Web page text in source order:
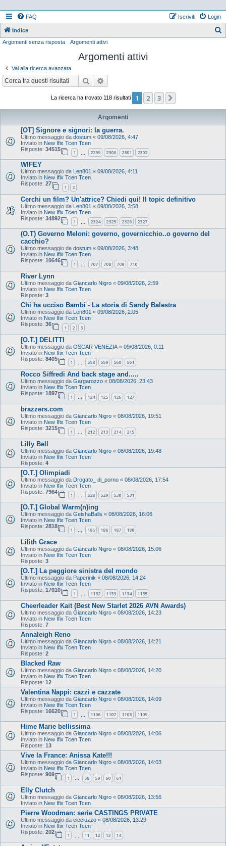
FAQ Login
Iscriviti
Indice
Argomenti senza risposta Argomenti attivi
Argomenti attivi
Vai alla ricerca avanzata
Cerca
La ricerca ha trovato 118 risultati 1 2 3
Argomenti
[OT] Signore e signori: la guerra.
Ultimo messaggio da dostum « 09/08/2026, 4:47
Inviato in New Ifix Tcen Tcen
Risposte: 34515
1 2299 2300 2301 2302
WIFEY
Ultimo messaggio da Len801 « 09/08/2026, 4:11
Inviato in New Ifix Tcen Tcen
Risposte: 27
1 2
Cerchi un film? Un'attrice? Chiedi qui! Il topic definitivo
Ultimo messaggio da Len801 « 09/08/2026, 3:58
Inviato in New Ifix Tcen Tcen
Risposte: 34892
1 2324 2325 2326 2327
(O.T) Governo Meloni: governo, governicchio..o governo del
cacchio?
Ultimo messaggio da dostum « 09/08/2026, 3:48
Inviato in New Ifix Tcen Tcen
Risposte: 10646
1 707 708 709 710
River Lynn
Ultimo messaggio da Giancarlo Nigro « 09/08/2026, 2:59
Inviato in New Ifix Tcen Tcen
Risposte: 3
Chi ha ucciso Bambi - La storia di Sandy Balestra
Ultimo messaggio da Len801 « 09/08/2026, 2:05
Inviato in New Ifix Tcen Tcen
Risposte: 36
1 2 3
[O.T.] DELITTI
Ultimo messaggio da OSCAR VENEZIA « 09/08/2026, 0:11
Inviato in New Ifix Tcen Tcen
Risposte: 8405
1 558 559 560 561
Rocco Siffredi And back stage and.....
Ultimo messaggio da Gargarozzo « 08/08/2026, 23:43
Inviato in New Ifix Tcen Tcen
Risposte: 1897
1 … 124 125 126 127
brazzers.com
Ultimo messaggio da Giancarlo Nigro « 08/08/2026, 19:51
Inviato in New Ifix Tcen Tcen
Risposte: 3215
1 … 212 213 214 215
Lilly Bell
Ultimo messaggio da Giancarlo Nigro « 08/08/2026, 19:48
Inviato in New Ifix Tcen Tcen
Risposte: 4
[O.T.] Olimpiadi
Ultimo messaggio da Drogato_ di_porno « 08/08/2026, 17:54
Inviato in New Ifix Tcen Tcen
Risposte: 7964
1 528 529 530 531
[O.T.] Global Warm(n)ing
Ultimo messaggio da GeishaBalls « 08/08/2026, 16:06
Inviato in New Ifix Tcen Tcen
Risposte: 2818
1 … 185 186 187 188
Lilith Grace
Ultimo messaggio da Giancarlo Nigro « 08/08/2026, 15:06
Inviato in New Ifix Tcen Tcen
Risposte: 3
[O.T.] La peggiore sinistra del mondo
Ultimo messaggio da Paperinik « 08/08/2026, 14:24
Inviato in New Ifix Tcen Tcen
Risposte: 17010
1 … 1132 1133 1134 1135
Cheerleader Kait (Best New Starlet 2026 AVN Awards)
Ultimo messaggio da Giancarlo Nigro « 08/08/2026, 14:23
Inviato in New Ifix Tcen Tcen
Risposte: 7
Annaleigh Reno
Ultimo messaggio da Giancarlo Nigro « 08/08/2026, 14:21
Inviato in New Ifix Tcen Tcen
Risposte: 2
Blacked Raw
Ultimo messaggio da Giancarlo Nigro « 08/08/2026, 14:20
Inviato in New Ifix Tcen Tcen
Risposte: 12
Valentina Nappi: cazzi e cazzate
Ultimo messaggio da Giancarlo Nigro « 08/08/2026, 14:09
Inviato in New Ifix Tcen Tcen
Risposte: 16620
1 1106 1107 1108 1109
Hime Marie bellissima
Ultimo messaggio da Giancarlo Nigro « 08/08/2026, 14:06
Inviato in New Ifix Tcen Tcen
Risposte: 13
Vive la France: Anissa Kate!!!
Ultimo messaggio da Giancarlo Nigro « 08/08/2026, 14:03
Inviato in New Ifix Tcen Tcen
Risposte: 909
1 … 58 59 60 61
Elly Clutch
Ultimo messaggio da Giancarlo Nigro « 08/08/2026, 13:56
Inviato in New Ifix Tcen Tcen
Pierre Woodman: serie CASTINGS PRIVATE
Ultimo messaggio da cicciuzzo « 08/08/2026, 13:29
Inviato in New Ifix Tcen Tcen
Risposte: 202
1 11 12 13 14